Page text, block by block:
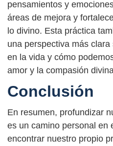
pensamientos y
áreas de mejora y
lo divino. Esta práctica
una perspectiva más
en la vida y cómo
amor y la compasión
Conclusión
En resumen, profundizar
es un camino personal en
encontrar nuestro propio